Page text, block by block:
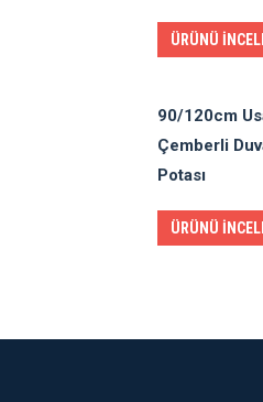
ÜRÜNÜ
90/120cm
Çemberli
Potası
ÜRÜNÜ